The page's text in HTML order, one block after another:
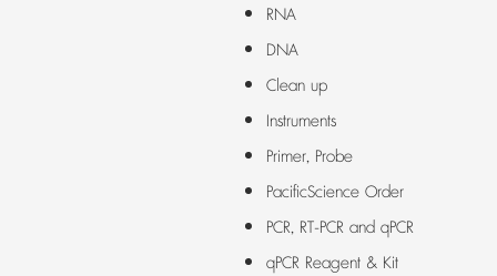
RNA
DNA
Clean up
Instruments
Primer, Probe
PacificScience Order
PCR, RT-PCR and qPCR
qPCR Reagent & Kit